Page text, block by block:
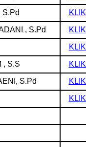
S.Pd
, S.Pd
, S.S
S.Pd